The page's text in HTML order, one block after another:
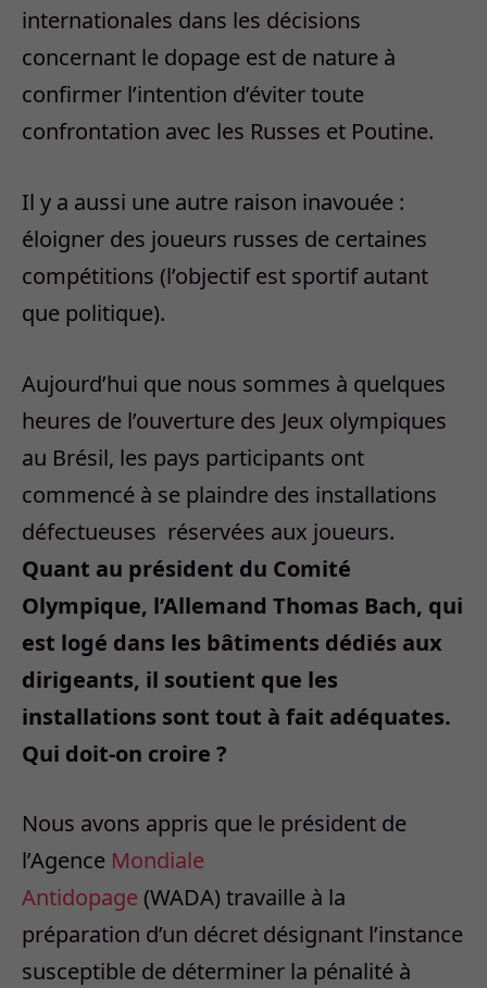
internationales dans les décisions
concernant le dopage est de nature à
confirmer l’intention d’éviter toute
confrontation avec les Russes et Poutine.
Il y a aussi une autre raison inavouée :
éloigner des joueurs russes de certaines
compétitions (l’objectif est sportif autant
que politique).
Aujourd’hui que nous sommes à quelques
heures de l’ouverture des Jeux olympiques
au Brésil, les pays participants ont
commencé à se plaindre des installations
défectueuses réservées aux joueurs.
Quant au président du Comité
Olympique, l’Allemand Thomas Bach, qui
est logé dans les bâtiments dédiés aux
dirigeants, il soutient que les
installations sont tout à fait adéquates.
Qui doit-on croire ?
Nous avons appris que le président de
l’Agence Mondiale
Antidopage (WADA) travaille à la
préparation d’un décret désignant l’instance
susceptible de déterminer la pénalité à